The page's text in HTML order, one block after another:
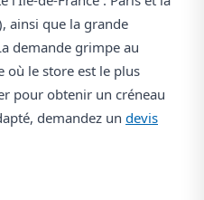
ainsi que la grande
demande grimpe au
où le store est le plus
pour obtenir un créneau
demandez un devis